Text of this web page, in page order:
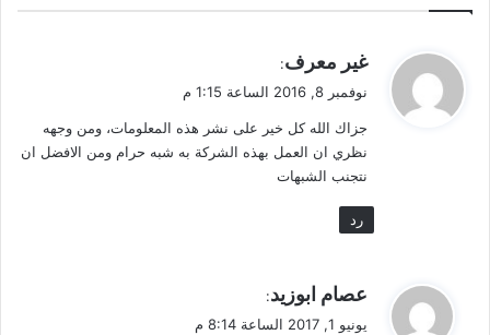
ي
ل
غير معرف:
نوفمبر 8, 2016 الساعة 1:15 م
جزاك الله كل خير على نشر هذه المعلومات، ومن وجهه
نظري ان العمل بهذه الشركة به شبه حرام ومن الافضل ان
نتجنب الشبهات
رد
ي
عصام ابوزيد:
يونيو 1, 2017 الساعة 8:14 م